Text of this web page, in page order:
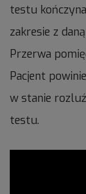
testu
zakresie z
Przerwa
Pacjent
w stanie
testu.